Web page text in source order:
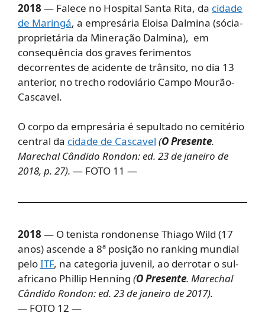
2018 — Falece no Hospital Santa Rita, da cidade
de Maringá, a empresária Eloisa Dalmina (sócia-
proprietária da Mineração Dalmina), em
consequência dos graves ferimentos
decorrentes de acidente de trânsito, no dia 13
anterior, no trecho rodoviário Campo Mourão-
Cascavel.
O corpo da empresária é sepultado no cemitério
central da cidade de Cascavel (O Presente.
Marechal Cândido Rondon: ed. 23 de janeiro de
2018, p. 27). — FOTO 11 —
2018 — O tenista rondonense Thiago Wild (17
anos) ascende a 8ª posição no ranking mundial
peloITF, na categoria juvenil, ao derrotar o sul-
africano Phillip Henning (O Presente. Marechal
Cândido Rondon: ed. 23 de janeiro de 2017).
— FOTO 12 —